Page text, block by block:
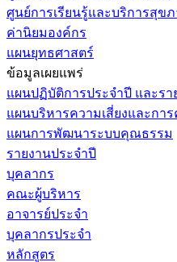
ศูนย์การเรียนรู้และบริการสุข
ค่านิยมองค์กร
แผนยุทธศาสตร์
ข้อมูลเผยแพร่
แผนปฏิบัติการประจำปี และรา
แผนบริหารความเสี่ยงและกา
แผนการพัฒนาระบบคุณธรรม
รายงานประจำปี
บุคลากร
คณะผู้บริหาร
อาจารย์ประจำ
บุคลากรประจำ
หลักสูตร